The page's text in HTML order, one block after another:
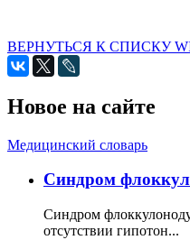
ВЕРНУТЬСЯ К СПИСКУ
Новое на сайте
Медицинский словарь
Cиндром
Синдром
отсутствии гипотон...